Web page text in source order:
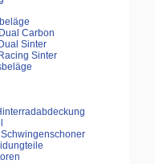
Carbon
Sinter
Sinter